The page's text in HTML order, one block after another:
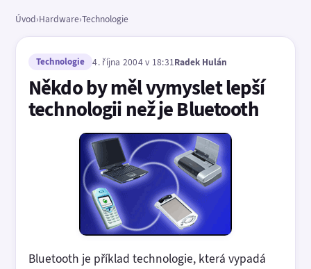
Úvod›Hardware›Technologie
Technologie 4. října 2004 v 18:31Radek Hulán
Někdo by měl vymyslet lepší
technologii než je Bluetooth
Bluetooth je příklad technologie, která vypadá